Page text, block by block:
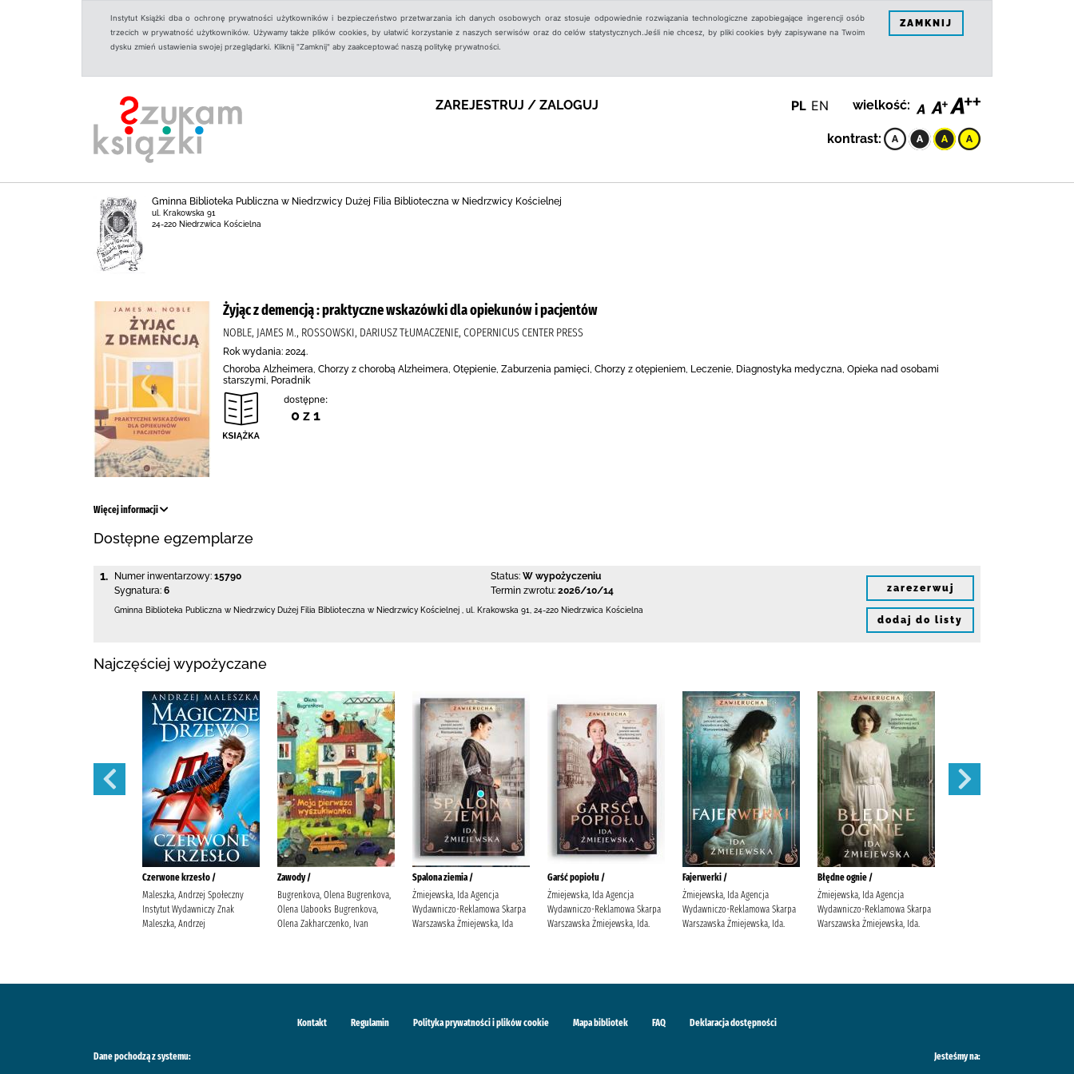
Instytut Książki dba o ochronę prywatności użytkowników i bezpieczeństwo przetwarzania ich danych osobowych oraz stosuje odpowiednie rozwiązania technologiczne zapobiegające ingerencji osób
trzecich w prywatność użytkowników. Używamy także plików cookies, by ułatwić korzystanie z naszych serwisów oraz do celów statystycznych.Jeśli nie chcesz, by pliki cookies były zapisywane na Twoim
dysku zmień ustawienia swojej przeglądarki. Kliknij "Zamknij" aby zaakceptować naszą politykę prywatności.
ZAMKNIJ
ZAREJESTRUJ / ZALOGUJ PL EN wielkość:
kontrast:
Gminna Biblioteka Publiczna w Niedrzwicy Dużej Filia Biblioteczna w Niedrzwicy Kościelnej
ul. Krakowska 91
24-220 Niedrzwica Kościelna
Żyjąc z demencją : praktyczne wskazówki dla opiekunów i pacjentów
NOBLE, JAMES M., ROSSOWSKI, DARIUSZ TŁUMACZENIE, COPERNICUS CENTER PRESS
Rok wydania: 2024.
Choroba Alzheimera, Chorzy z chorobą Alzheimera, Otępienie, Zaburzenia pamięci, Chorzy z otępieniem, Leczenie, Diagnostyka medyczna, Opieka nad osobami
starszymi, Poradnik
dostępne:
0 z 1
Więcej informacji
Dostępne egzemplarze
1. Numer inwentarzowy: 15790
Sygnatura: 6
Status: W wypożyczeniu
Termin zwrotu: 2026/10/14
Gminna Biblioteka Publiczna w Niedrzwicy Dużej Filia Biblioteczna w Niedrzwicy Kościelnej ul. Krakowska 91 24-220 Niedrzwica Kościelna
zarezerwuj
dodaj do listy
Najczęściej wypożyczane
Czerwone krzesło /
Maleszka, Andrzej Społeczny
Instytut Wydawniczy Znak
Maleszka, Andrzej
Zawody /
Bugrenkova, Olena Bugrenkova,
Olena Uabooks Bugrenkova,
Olena Zakharczenko, Ivan
Spalona ziemia /
Żmiejewska, Ida Agencja
Wydawniczo-Reklamowa Skarpa
Warszawska Żmiejewska, Ida
Garść popiołu /
Żmiejewska, Ida Agencja
Wydawniczo-Reklamowa Skarpa
Warszawska Żmiejewska, Ida.
Fajerwerki /
Żmiejewska, Ida Agencja
Wydawniczo-Reklamowa Skarpa
Warszawska Żmiejewska, Ida.
Błędne ognie /
Żmiejewska, Ida Agencja
Wydawniczo-Reklamowa Skarpa
Warszawska Żmiejewska, Ida.
Kontakt Regulamin Polityka prywatności i plików cookie Mapa bibliotek FAQ Deklaracja dostępności
Dane pochodzą z systemu: Jesteśmy na: